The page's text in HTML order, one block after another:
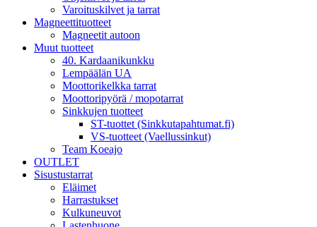
Varoituskilvet ja tarrat
Magneettituotteet
Magneetit autoon
Muut tuotteet
40. Kardaanikunkku
Lempäälän UA
Moottorikelkka tarrat
Moottoripyörä / mopotarrat
Sinkkujen tuotteet
ST-tuottet (Sinkkutapahtumat.fi)
VS-tuotteet (Vaellussinkut)
Team Koeajo
OUTLET
Sisustustarrat
Eläimet
Harrastukset
Kulkuneuvot